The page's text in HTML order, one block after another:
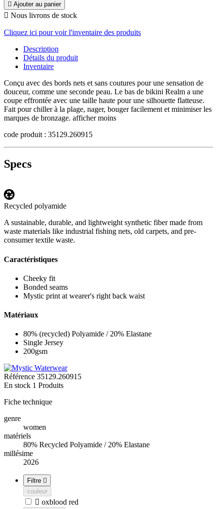
 Ajouter au panier
 Nous livrons de stock
Cliquez ici pour voir l'inventaire des produits
Description
Détails du produit
Inventaire
Conçu avec des bords nets et sans coutures pour une sensation de
douceur, comme une seconde peau. Le bas de bikini Realm a une
coupe effrontée avec une taille haute pour une silhouette flatteuse.
Fait pour chiller à la plage, nager, bouger facilementet minimiser les
marques de bronzage. afficher moins
code produit : 35129.260915
Specs
Recycled polyamide
A sustainable, durable, and lightweight synthetic fiber made from
waste materials like industrial fishing nets, old carpets, and pre-
consumer textile waste.
Caractéristiques
Cheeky fit
Bonded seams
Mystic print at wearer's right back waist
Matériaux
80% (recycled) Polyamide / 20% Elastane
Single Jersey
200gsm
Référence 35129.260915
En stock 1 Produits
Fiche technique
genre
women
matériels
80% Recycled Polyamide / 20% Elastane
millésime
2026
Filtre 
couleur
 oxblood red